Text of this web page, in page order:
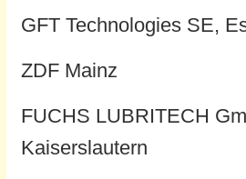
GFT Technologies SE,
ZDF Mainz
FUCHS LUBRITECH
Kaiserslautern